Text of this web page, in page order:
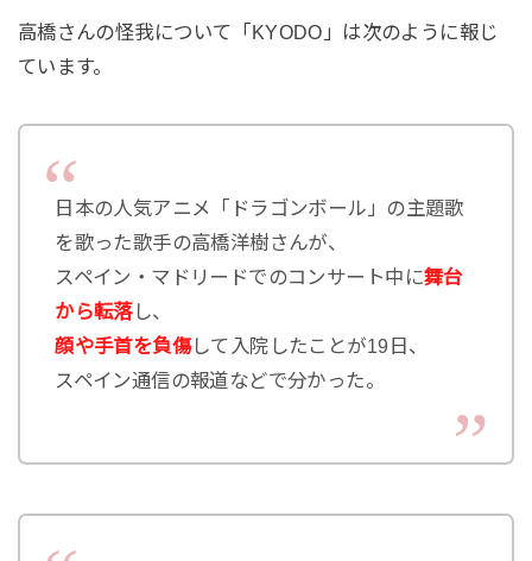
高橋さんの怪我について「KYODO」は次のように報じ
ています。
日本の人気アニメ「ドラゴンボール」の主題歌
を歌った歌手の高橋洋樹さんが、
スペイン・マドリードでのコンサート中に舞台
から転落し、
顔や手首を負傷して入院したことが19日、
スペイン通信の報道などで分かった。